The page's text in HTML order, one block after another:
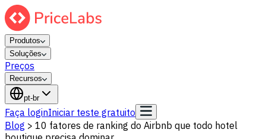
Produtos
Soluções
Preços
Recursos
pt-br
Faça loginIniciar teste gratuito
Blog > 10 fatores de ranking do Airbnb que todo hotel